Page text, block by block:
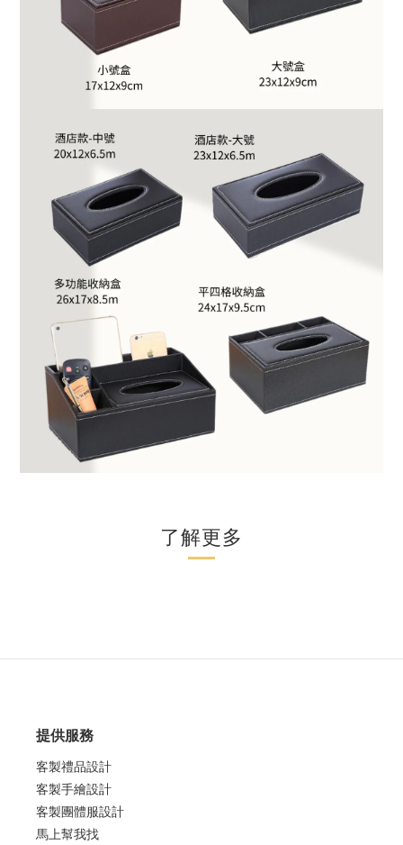
了解更多
提供服務
客製禮品設計
客製手繪設計
客製團體服設計
馬上幫我找